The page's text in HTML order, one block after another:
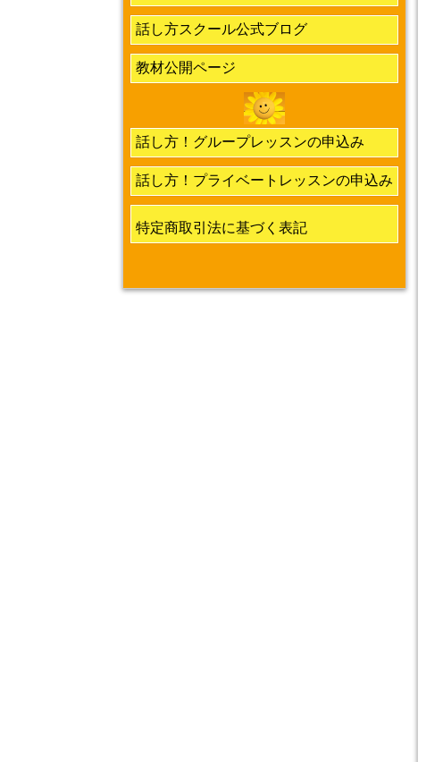
話し方スクール公式ブログ
教材公開ページ
話し方！グループレッスンの申込み
話し方！プライベートレッスンの申込み
特定商取引法に基づく表記